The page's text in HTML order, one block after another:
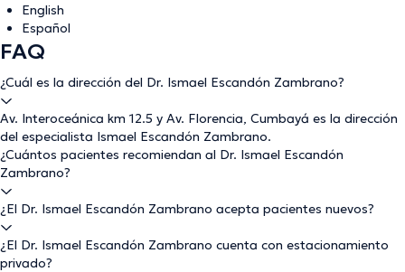
English
Español
FAQ
¿Cuál es la dirección del Dr. Ismael Escandón Zambrano?
Av. Interoceánica km 12.5 y Av. Florencia, Cumbayá es la dirección
del especialista Ismael Escandón Zambrano.
¿Cuántos pacientes recomiendan al Dr. Ismael Escandón
Zambrano?
¿El Dr. Ismael Escandón Zambrano acepta pacientes nuevos?
¿El Dr. Ismael Escandón Zambrano cuenta con estacionamiento
privado?